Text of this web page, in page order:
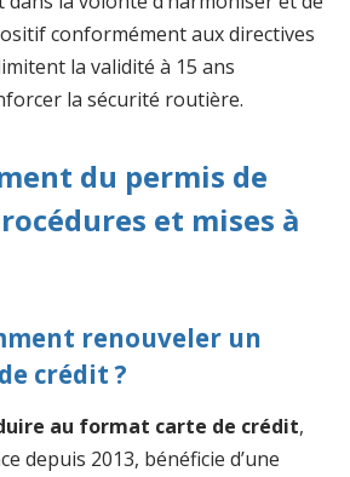
conformément aux directives
la validité à 15 ans
la sécurité routière.
du permis de
et mises à
renouveler un
crédit ?
au format carte de crédit,
depuis 2013, bénéficie d’une